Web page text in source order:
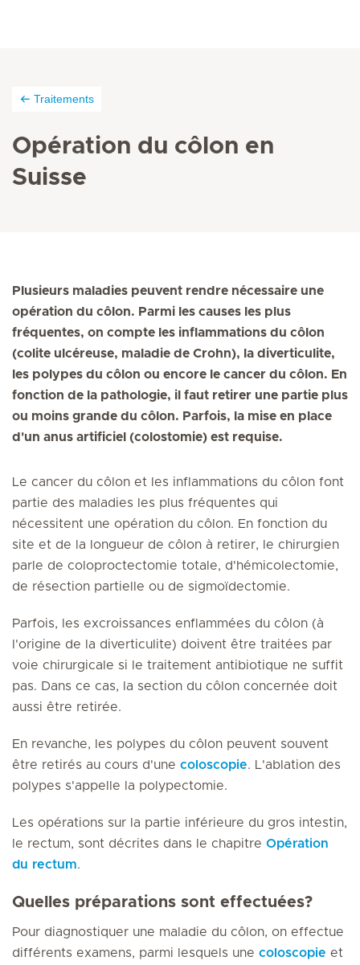
Traitements
Opération du côlon en
Suisse
Plusieurs maladies peuvent rendre nécessaire une
opération du côlon. Parmi les causes les plus
fréquentes, on compte les inflammations du côlon
(colite ulcéreuse, maladie de Crohn), la diverticulite,
les polypes du côlon ou encore le cancer du côlon. En
fonction de la pathologie, il faut retirer une partie plus
ou moins grande du côlon. Parfois, la mise en place
d'un anus artificiel (colostomie) est requise.
Le cancer du côlon et les inflammations du côlon font
partie des maladies les plus fréquentes qui
nécessitent une opération du côlon. En fonction du
site et de la longueur de côlon à retirer, le chirurgien
parle de coloproctectomie totale, d'hémicolectomie,
de résection partielle ou de sigmoïdectomie.
Parfois, les excroissances enflammées du côlon (à
l'origine de la diverticulite) doivent être traitées par
voie chirurgicale si le traitement antibiotique ne suffit
pas. Dans ce cas, la section du côlon concernée doit
aussi être retirée.
En revanche, les polypes du côlon peuvent souvent
être retirés au cours d'une coloscopie. L'ablation des
polypes s'appelle la polypectomie.
Les opérations sur la partie inférieure du gros intestin,
le rectum, sont décrites dans le chapitre Opération
du rectum.
Quelles préparations sont effectuées?
Pour diagnostiquer une maladie du côlon, on effectue
différents examens, parmi lesquels une coloscopie et